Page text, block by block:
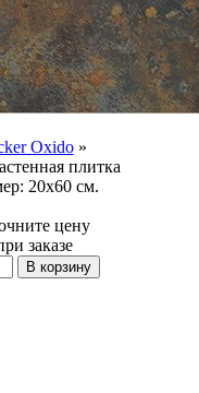
Oxido»
плитка
20x60 см.
цену
заказе